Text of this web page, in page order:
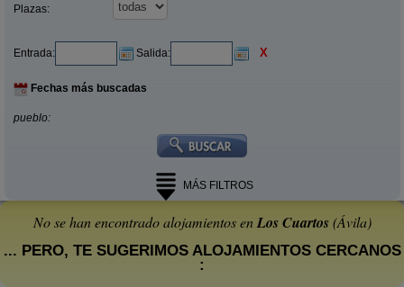
Plazas:
Entrada: Salida: X
Fechas más buscadas
pueblo:
MÁS FILTROS
No se han encontrado alojamientos enLos Cuartos(Ávila)
... PERO, TE SUGERIMOS ALOJAMIENTOS CERCANOS
: